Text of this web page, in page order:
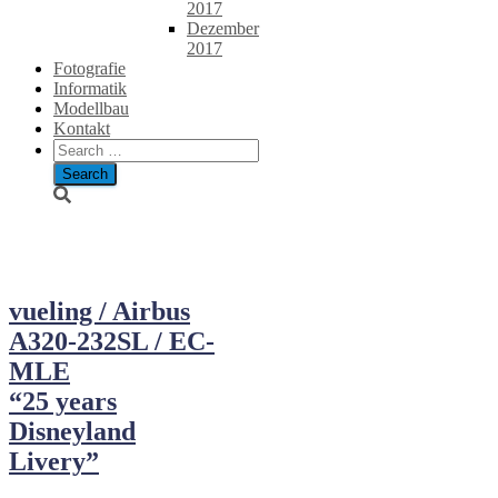
2017
Dezember
2017
Fotografie
Informatik
Modellbau
Kontakt
Search
for:
vueling / Airbus
A320-232SL / EC-
MLE
“25 years
Disneyland
Livery”